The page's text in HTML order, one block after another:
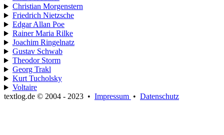
Christian Morgenstern
Friedrich Nietzsche
Edgar Allan Poe
Rainer Maria Rilke
Joachim Ringelnatz
Gustav Schwab
Theodor Storm
Georg Trakl
Kurt Tucholsky
Voltaire
textlog.de © 2004 - 2023 • Impressum • Datenschutz